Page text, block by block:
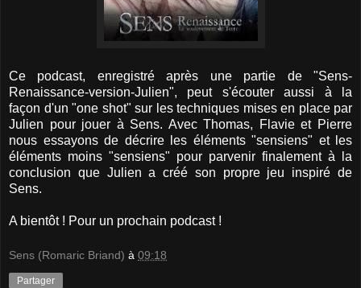
Ce podcast, enregistré après une partie de "Sens-
Renaissance-version-Julien", peut s'écouter aussi à la
façon d'un "one shot" sur les techniques mises en place par
Julien pour jouer à Sens. Avec Thomas, Flavie et Pierre
nous essayons de décrire les éléments "sensiens" et les
éléments moins "sensiens" pour parvenir finalement à la
conclusion que Julien a créé son propre jeu inspiré de
Sens.
A bientôt ! Pour un prochain podcast !
Sens (Romaric Briand) à 09:18
Partager